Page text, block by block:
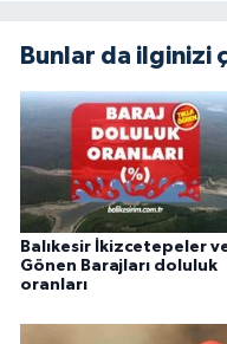
Bunlar da ilginizi
Balıkesir İkizcetepeler
Gönen Barajları doluluk
oranları